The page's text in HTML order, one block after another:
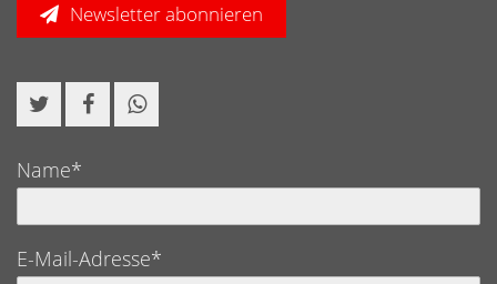
Newsletter abonnieren
Name*
E-Mail-Adresse*